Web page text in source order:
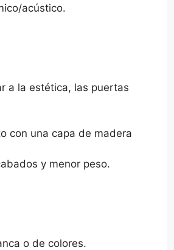
acústico.
a la estética, las puertas
con una capa de madera
y menor peso.
o de colores.